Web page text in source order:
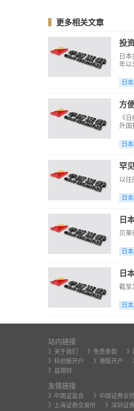
更多相关文章
投
日
年以
日
方
《
外国
日
罕
以往
日
日
贝
日
日
截至
日
站内链接
》关于我们 》免责条款 》
》科创板开户
》港股开户
》益理财
友情链接
》中国证监会
》中国证券业
》上海证券交易所
》深圳证